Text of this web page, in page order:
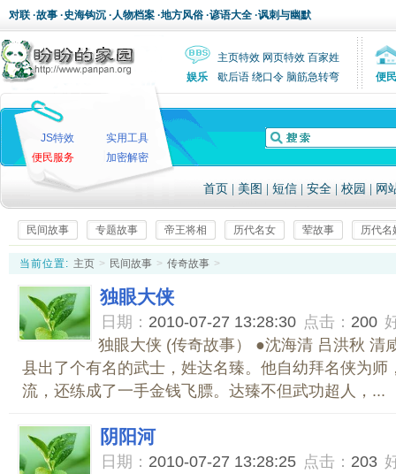
对联 ·故事 ·史海钩沉 ·人物档案 ·地方风俗 ·谚语大全 ·讽刺与幽默
主页特效 网页特效 百家姓
娱乐
歇后语 绕口令 脑筋急转弯 便民
JS特效
实用工具
便民服务
加密解密
首页 美图 短信 安全 校园 网
民间故事 专题故事 帝王将相 历代名女 荤故事 历代名
当前位置: 主页 > 民间故事 > 传奇故事 >
独眼大侠
日期： 2010-07-27 13:28:30 点击： 200
独眼大侠 (传奇故事） ●沈海清 吕洪秋 清
县出了个有名的武士，姓达名臻。他自幼拜名侠为师
流，还练成了一手金钱飞膘。达臻不但武功超人，...
阴阳河
日期： 2010-07-27 13:28:25 点击： 203